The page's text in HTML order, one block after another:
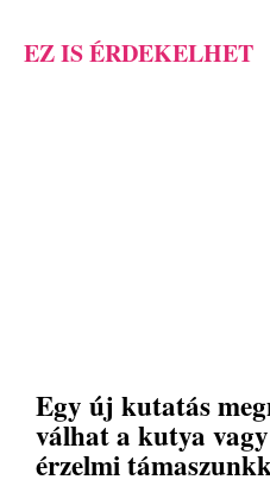
EZ IS ÉRDEKELHET
Egy új kutatás
válhat a kutya
érzelmi